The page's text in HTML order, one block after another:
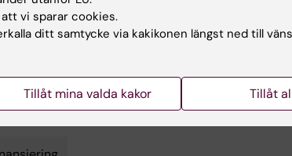
2026-2028
vi sparar cookies.
ditt samtycke via kakikonen längst ned till
Tillåt mina valda kakor Tillåt